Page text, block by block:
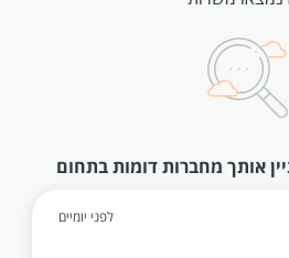
אותך מחברות דומות בתחום
לפני יומיים